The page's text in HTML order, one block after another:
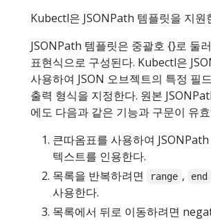
Kubectl은 JSONPath 템플릿을 지원
JSONPath 템플릿은 중괄호 {}로 둘
표현식으로 구성된다. Kubectl은
사용하여 JSON 오브젝트의 특정 필
출력 형식을 지정한다. 원본
에도 다음과 같은 기능과 구문이 유
큰따옴표를 사용하여
텍스트를 인용한다.
목록을 반복하려면
range , end
사용한다.
목록에서 뒤로 이동하려면